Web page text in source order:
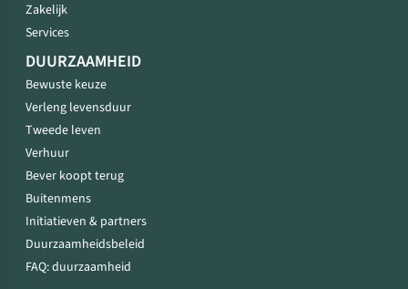
Zakelijk
Services
DUURZAAMHEID
Bewuste keuze
Verleng levensduur
Tweede leven
Verhuur
Bever koopt terug
Buitenmens
Initiatieven & partners
Duurzaamheidsbeleid
FAQ: duurzaamheid